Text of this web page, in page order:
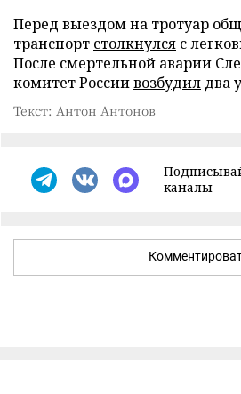
Перед выездом на тротуар
транспорт столкнулся с
После смертельной аварии
комитет Россиивозбудил два
Текст: Антон Антонов
каналы